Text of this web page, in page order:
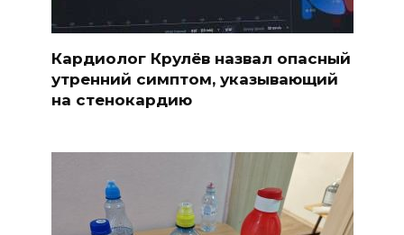
Кардиолог Крулёв назвал опасный
утренний симптом, указывающий
на стенокардию